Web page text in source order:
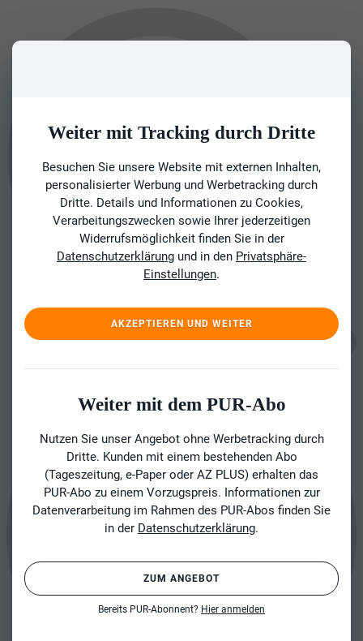
Weiter mit Tracking durch Dritte
Besuchen Sie unsere Website mit externen Inhalten,
personalisierter Werbung und Werbetracking durch
Dritte. Details und Informationen zu Cookies,
Verarbeitungszwecken sowie Ihrer jederzeitigen
Widerrufsmöglichkeit finden Sie in der
Datenschutzerklärung und in den Privatsphäre-
Einstellungen.
AKZEPTIEREN UND WEITER
Weiter mit dem PUR-Abo
Nutzen Sie unser Angebot ohne Werbetracking durch
Dritte. Kunden mit einem bestehenden Abo
(Tageszeitung, e-Paper oder AZ PLUS) erhalten das
PUR-Abo zu einem Vorzugspreis. Informationen zur
Datenverarbeitung im Rahmen des PUR-Abos finden Sie
in der Datenschutzerklärung.
ZUM ANGEBOT
Bereits PUR-Abonnent? Hier anmelden